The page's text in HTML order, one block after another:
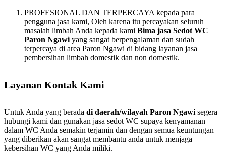
PROFESIONAL DAN TERPERCAYA kepada para
pengguna jasa kami, Oleh karena itu percayakan seluruh
masalah limbah Anda kepada kami Bima jasa Sedot WC
Paron Ngawi yang sangat berpengalaman dan sudah
terpercaya di area Paron Ngawi di bidang layanan jasa
pembersihan limbah domestik dan non domestik.
Layanan Kontak Kami
Untuk Anda yang berada di daerah/wilayah Paron Ngawi segera
hubungi kami dan gunakan jasa sedot WC supaya kenyamanan
dalam WC Anda semakin terjamin dan dengan semua keuntungan
yang diberikan akan sangat membantu anda untuk menjaga
kebersihan WC yang Anda miliki.